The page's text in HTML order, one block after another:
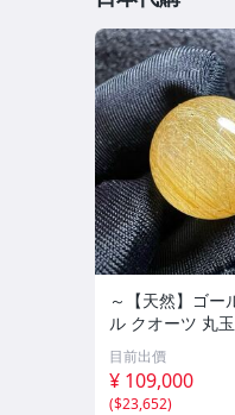
～【天然】ゴー
ル クオーツ 丸
8.5g
目前出價
¥ 109,000
($23,652)